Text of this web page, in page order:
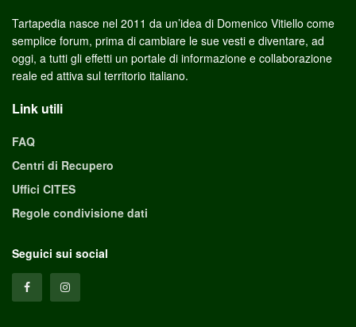
Tartapedia nasce nel 2011 da un’idea di Domenico Vitiello come
semplice forum, prima di cambiare le sue vesti e diventare, ad
oggi, a tutti gli effetti un portale di informazione e collaborazione
reale ed attiva sul territorio italiano.
Link utili
FAQ
Centri di Recupero
Uffici CITES
Regole condivisione dati
Seguici sui social